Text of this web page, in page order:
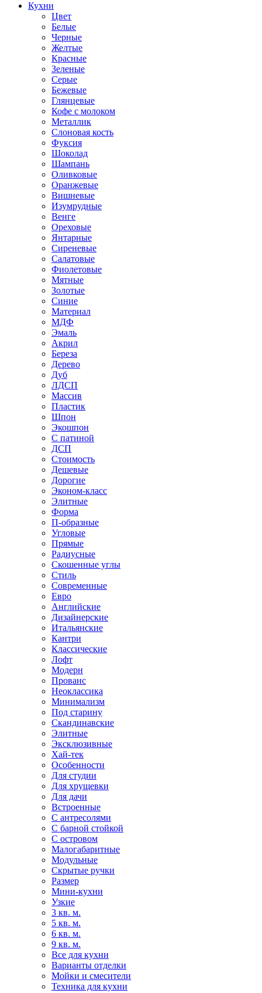
Кухни
Цвет
Белые
Черные
Желтые
Красные
Зеленые
Серые
Бежевые
Глянцевые
Кофе с молоком
Металлик
Слоновая кость
Фуксия
Шоколад
Шампань
Оливковые
Оранжевые
Вишневые
Изумрудные
Венге
Ореховые
Янтарные
Сиреневые
Салатовые
Фиолетовые
Мятные
Золотые
Синие
Материал
МДФ
Эмаль
Акрил
Береза
Дерево
Дуб
ЛДСП
Массив
Пластик
Шпон
Экошпон
С патиной
ДСП
Стоимость
Дешевые
Дорогие
Эконом-класс
Элитные
Форма
П-образные
Угловые
Прямые
Радиусные
Скошенные углы
Стиль
Современные
Евро
Английские
Дизайнерские
Итальянские
Кантри
Классические
Лофт
Модерн
Прованс
Неоклассика
Минимализм
Под старину
Скандинавские
Элитные
Эксклюзивные
Хай-тек
Особенности
Для студии
Для хрущевки
Для дачи
Встроенные
С антресолями
С барной стойкой
С островом
Малогабаритные
Модульные
Скрытые ручки
Размер
Мини-кухни
Узкие
3 кв. м.
5 кв. м.
6 кв. м.
9 кв. м.
Все для кухни
Варианты отделки
Мойки и смесители
Техника для кухни